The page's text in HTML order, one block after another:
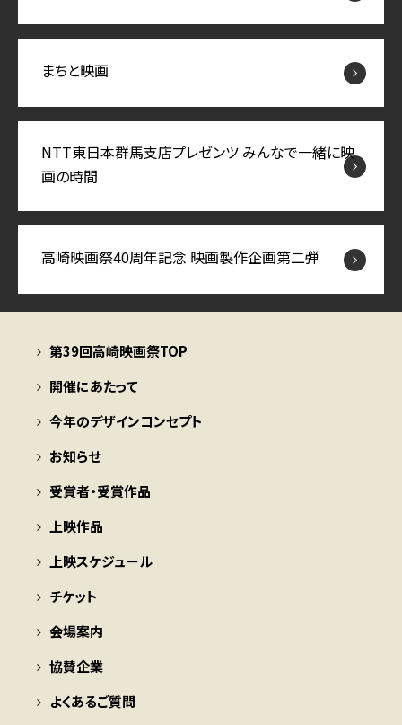
まちと映画
NTT東日本群馬支店プレゼンツ みんなで一緒に映
画の時間
高崎映画祭40周年記念 映画製作企画第二弾
第39回高崎映画祭TOP
開催にあたって
今年のデザインコンセプト
お知らせ
受賞者・受賞作品
上映作品
上映スケジュール
チケット
会場案内
協賛企業
よくあるご質問